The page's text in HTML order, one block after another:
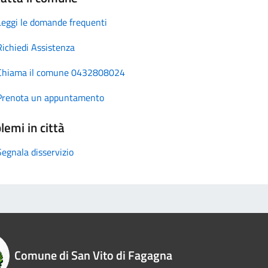
le domande frequenti
Assistenza
il comune 0432808024
un appuntamento
in città
disservizio
Comune di San Vito di Fagagna